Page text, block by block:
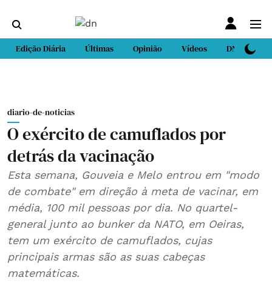
Edição Diária Últimas Opinião Vídeos DN Sport
diario-de-noticias
O exército de camuflados por
detrás da vacinação
Esta semana, Gouveia e Melo entrou em "modo
de combate" em direção à meta de vacinar, em
média, 100 mil pessoas por dia. No quartel-
general junto ao bunker da NATO, em Oeiras,
tem um exército de camuflados, cujas
principais armas são as suas cabeças
matemáticas.